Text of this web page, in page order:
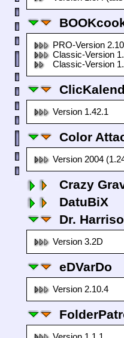
PRO-Version
Classic-Version
Classic-Version
Version 1.42.1
Color
Version 2004
Crazy
DatuBiX
Dr.
Version 3.2D
eDVarDo
Version 2.10.4